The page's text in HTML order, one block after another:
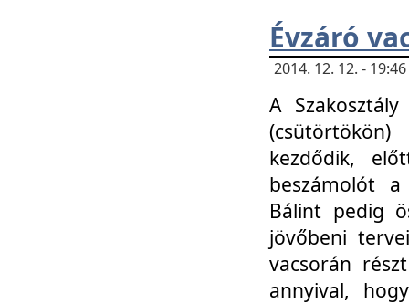
Évzáró
2014. 12. 12. -
A
kezdődik,
beszámolót
Bálint pedig
jövőbeni
vacsorán
annyival,